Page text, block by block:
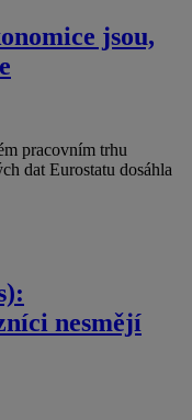
jsou,
pracovním trhu
dat Eurostatu dosáhla
nesmějí